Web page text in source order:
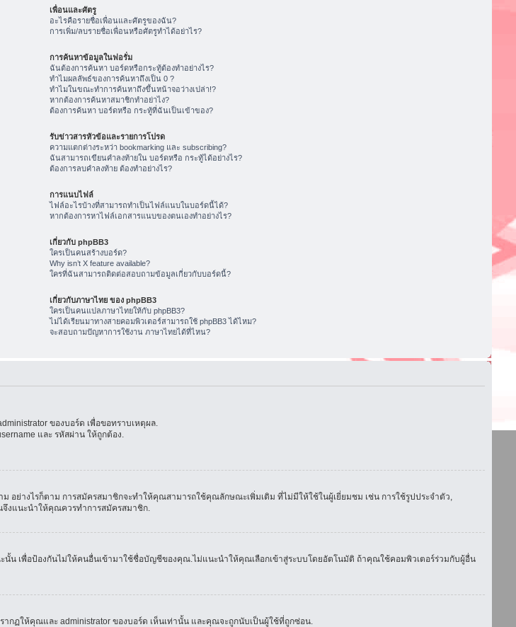
เพื่อนและศัตรู
อะไรคือรายชื่อเพื่อนและศัตรูของฉัน?
การเพิ่ม/ลบรายชื่อเพื่อนหรือศัตรูทำได้อย่าไร?
การค้นหาข้อมูลในฟอรั่ม
ฉันต้องการค้นหา บอร์ดหรือกระทู้ต้องทำอย่างไร?
ทำไมผลลัพธ์ของการค้นหาถึงเป็น 0 ?
ทำไมในขณะทำการค้นหาถึงขึ้นหน้าจอว่างเปล่า!?
หากต้องการค้นหาสมาชิกทำอย่าไง?
ต้องการค้นหา บอร์ดหรือ กระทู้ที่ฉันเป็นเข้าของ?
รับข่าวสารหัวข้อและรายการโปรด
ความแตกต่างระหว่า bookmarking และ subscribing?
ฉันสามารถเขียนคำลงท้ายใน บอร์ดหรือ กระทู้ได้อย่างไร?
ต้องการลบคำลงท้าย ต้องทำอย่างไร?
การแนบไฟล์
ไฟล์อะไรบ้างที่สามารถทำเป็นไฟล์แนบในบอร์ดนี้ได้?
หากต้องการหาไฟล์เอกสารแนบของตนเองทำอย่างไร?
เกี่ยวกับ phpBB3
ใครเป็นคนสร้างบอร์ด?
Why isn’t X feature available?
ใครที่ฉันสามารถติดต่อสอบถามข้อมูลเกี่ยวกับบอร์ดนี้?
เกี่ยวกับภาษาไทย ของ phpBB3
ใครเป็นคนแปลภาษาไทยให้กับ phpBB3?
ไม่ได้เรียนมาทางสายคอมพิวเตอร์สามารถใช้ phpBB3 ได้ไหม?
จะสอบถามปัญหาการใช้งาน ภาษาไทยได้ที่ไหน?
ของบอร์ด เพื่อขอทราบเหตุผล.
และ รหัสผ่าน ให้ถูกต้อง.
ย่างไรก็ตาม การสมัครสมาชิกจะทำให้คุณสามารถใช้คุณลักษณะเพิ่มเติม ที่ไม่มีให้ใช้ในผู้เยี่ยมชม เช่น การใช้รูปประจำตัว,
จึงแนะนำให้คุณควรทำการสมัครสมาชิก.
น เพื่อป้องกันไม่ให้คนอื่นเข้ามาใช้ชื่อบัญชีของคุณ.ไม่แนะนำให้คุณเลือกเข้าสู่ระบบโดยอัตโนมัติ ถ้าคุณใช้คอมพิวเตอร์ร่วมกับผู้อื่น
ฏให้คุณและ administrator ของบอร์ด เห็นเท่านั้น และคุณจะถูกนับเป็นผู้ใช้ที่ถูกซ่อน.